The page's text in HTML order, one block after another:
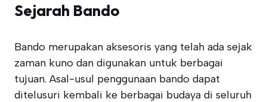
Sejarah Bando
Bando merupakan aksesoris yang telah ada sejak
zaman kuno dan digunakan untuk berbagai
tujuan. Asal-usul penggunaan bando dapat
ditelusuri kembali ke berbagai budaya di seluruh